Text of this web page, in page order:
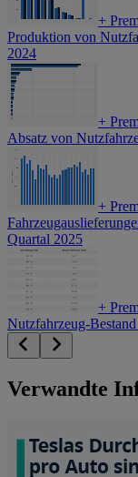
+
Produktion von
2024
+
Absatz von
+
Quartal 2025
+
Nutzfahrzeug-
Verwandte